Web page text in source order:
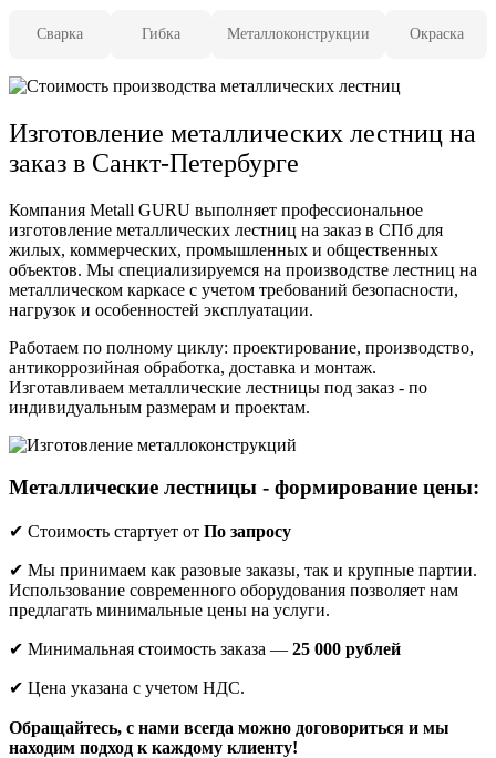
Сварка Гибка Металлоконструкции Окраска
Изготовление металлических лестниц на
заказ в Санкт-Петербурге
Компания Metall GURU выполняет профессиональное
изготовление металлических лестниц на заказ в СПб для
жилых, коммерческих, промышленных и общественных
объектов. Мы специализируемся на производстве лестниц на
металлическом каркасе с учетом требований безопасности,
нагрузок и особенностей эксплуатации.
Работаем по полному циклу: проектирование, производство,
антикоррозийная обработка, доставка и монтаж.
Изготавливаем металлические лестницы под заказ - по
индивидуальным размерам и проектам.
Металлические лестницы - формирование цены:
✔ Стоимость стартует от По запросу
✔ Мы принимаем как разовые заказы, так и крупные партии.
Использование современного оборудования позволяет нам
предлагать минимальные цены на услуги.
✔ Минимальная стоимость заказа — 25 000 рублей
✔ Цена указана с учетом НДС.
Обращайтесь, с нами всегда можно договориться и мы
находим подход к каждому клиенту!